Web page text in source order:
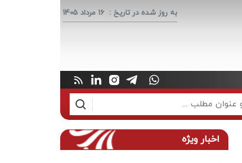
به روز شده در تاریخ : 16 مرداد 1405
اخبار ویژه